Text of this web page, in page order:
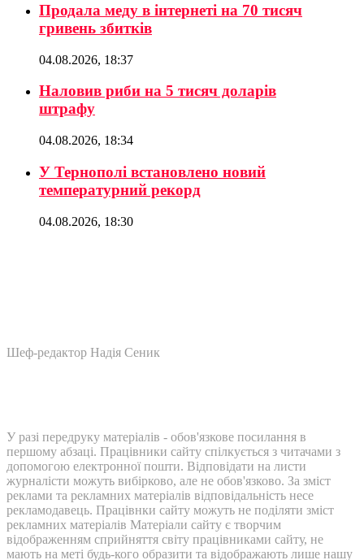
Продала меду в інтернеті на 70 тисяч
гривень збитків
04.08.2026, 18:37
Наловив риби на 5 тисяч доларів
штрафу
04.08.2026, 18:34
У Тернополі встановлено новий
температурний рекорд
04.08.2026, 18:30
Шеф-редактор Надія Сеник
У разі передруку матеріалів - обов'язкове посилання в
першому абзаці. Працівники сайту спілкується з читачами з
допомогою електронної пошти. Відповідати на листи
журналісти можуть вибірково, але не обов'язково. За зміст
реклами та рекламних матеріалів відповідальність несе
рекламодавець. Працівнки сайту можуть не поділяти зміст
рекламних матеріалів Матеріали сайту є творчим
відображенням сприйняття світу працівниками сайту, не
мають на меті будь-кого образити та відображають лише нашу